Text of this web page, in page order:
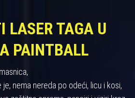
LASER TAGA U
PAINTBALL
nema nereda po odeći, licu i kosi,